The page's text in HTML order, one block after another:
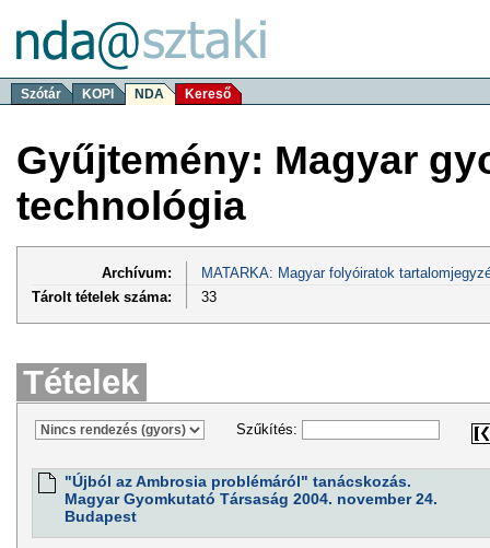
Szótár KOPI NDA Kereső
Gyűjtemény: Magyar
technológia
Archívum:
MATARKA: Magyar folyóiratok
Tárolt tételek száma:
33
Tételek
Szűkítés:
"Újból az Ambrosia problémáról" tanácskozás.
Magyar Gyomkutató Társaság 2004. november 24.
Budapest